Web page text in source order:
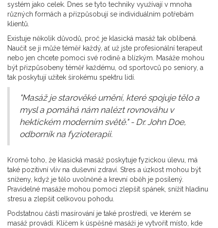
systém jako celek. Dnes se tyto techniky využívají v mnoha
různých formách a přizpůsobují se individuálním potřebám
klientů.
Existuje několik důvodů, proč je klasická masáž tak oblíbená.
Naučit se ji může téměř každý, ať už jste profesionální terapeut
nebo jen chcete pomoci své rodině a blízkým. Masáže mohou
být přizpůsobeny téměř každému, od sportovců po seniory, a
tak poskytují užitek širokému spektru lidí.
"Masáž je starověké umění, které spojuje tělo a
mysl a pomáhá nám nalézt rovnováhu v
hektickém moderním světě." - Dr. John Doe,
odborník na fyzioterapii.
Kromě toho, že klasická masáž poskytuje fyzickou úlevu, má
také pozitivní vliv na duševní zdraví. Stres a úzkost mohou být
sníženy, když je tělo uvolněné a krevní oběh je posílený.
Pravidelné masáže mohou pomoci zlepšit spánek, snížit hladinu
stresu a zlepšit celkovou pohodu.
Podstatnou částí masírování je také prostředí, ve kterém se
masáž provádí. Klíčem k úspěšné masáži je vytvořit místo, kde